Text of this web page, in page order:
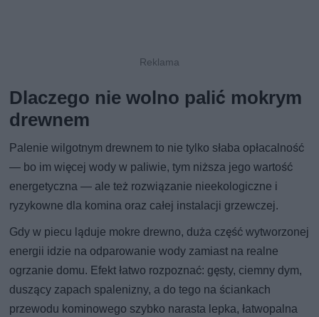
Dlaczego nie wolno palić mokrym
drewnem
Palenie wilgotnym drewnem to nie tylko słaba opłacalność
— bo im więcej wody w paliwie, tym niższa jego wartość
energetyczna — ale też rozwiązanie nieekologiczne i
ryzykowne dla komina oraz całej instalacji grzewczej.
Gdy w piecu ląduje mokre drewno, duża część wytworzonej
energii idzie na odparowanie wody zamiast na realne
ogrzanie domu. Efekt łatwo rozpoznać: gęsty, ciemny dym,
duszący zapach spalenizny, a do tego na ściankach
przewodu kominowego szybko narasta lepka, łatwopalna